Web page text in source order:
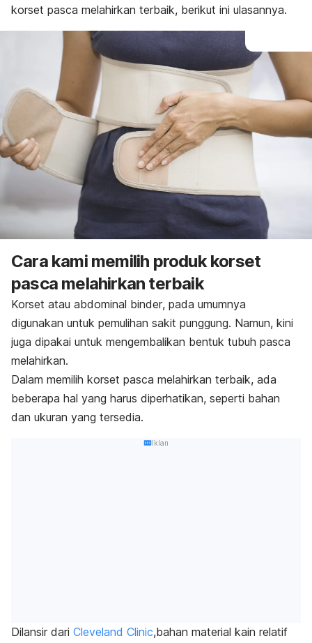
korset pasca melahirkan terbaik, berikut ini ulasannya.
Cara kami memilih produk korset
pasca melahirkan terbaik
Korset atau abdominal binder, pada umumnya
digunakan untuk pemulihan sakit punggung. Namun, kini
juga dipakai untuk mengembalikan bentuk tubuh pasca
melahirkan.
Dalam memilih korset pasca melahirkan terbaik, ada
beberapa hal yang harus diperhatikan, seperti bahan
dan ukuran yang tersedia.
Iklan
Dilansir dari Cleveland Clinic,bahan material kain relatif